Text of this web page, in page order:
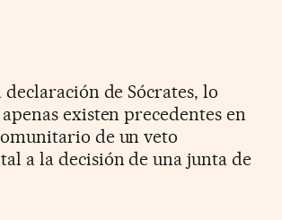
declaración de Sócrates, lo
existen precedentes en
de un veto
a la decisión de una junta de